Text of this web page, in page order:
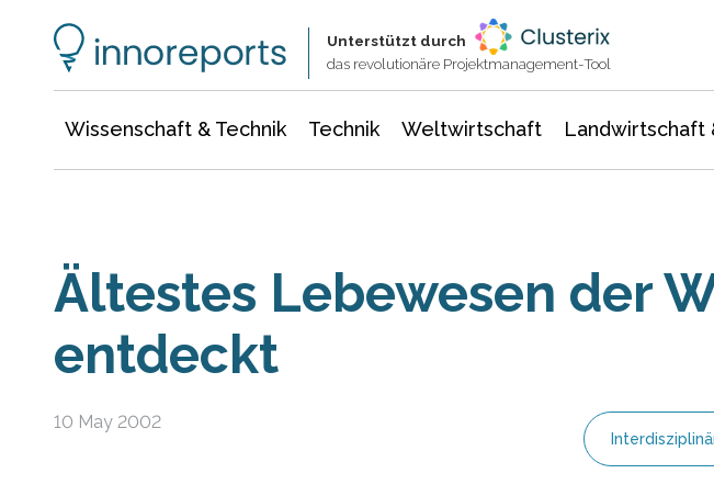
Unterstützt durch
das revolutionäre Projektmanagement-Tool
Wissenschaft & Technik Technik Weltwirtschaft Landwirtschaft
Ältestes Lebewesen der
entdeckt
10 May 2002